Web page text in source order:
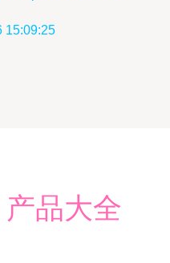
15:09:25
产品大全